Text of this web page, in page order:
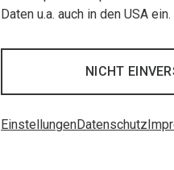
Daten u.a. auch in den USA
NICHT
EinstellungenDatenschutz